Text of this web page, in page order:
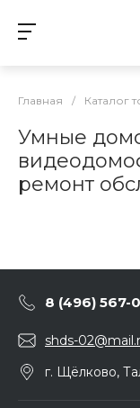
Главная / Каталог
Умные
ремонт
8 (496) 567-
shds-
г. Щёлково,